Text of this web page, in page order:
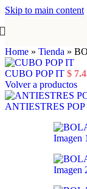
Skip to main content
Home » Tienda »
CUBO POP IT $
Volver a productos
ANTIESTRES